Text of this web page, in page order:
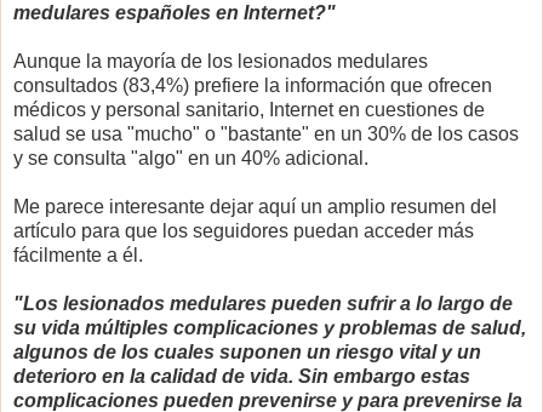
medulares españoles en Internet?"
Aunque la mayoría de los lesionados medulares
consultados (83,4%) prefiere la información que ofrecen
médicos y personal sanitario, Internet en cuestiones de
salud se usa "mucho" o "bastante" en un 30% de los casos
y se consulta "algo" en un 40% adicional.
Me parece interesante dejar aquí un amplio resumen del
artículo para que los seguidores puedan acceder más
fácilmente a él.
"Los lesionados medulares pueden sufrir a lo largo de
su vida múltiples complicaciones y problemas de salud,
algunos de los cuales suponen un riesgo vital y un
deterioro en la calidad de vida. Sin embargo estas
complicaciones pueden prevenirse y para prevenirse la